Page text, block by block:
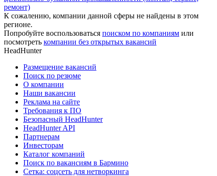
ремонт)
К сожалению, компании данной сферы не найдены в этом
регионе.
Попробуйте воспользоваться поиском по компаниям или
посмотреть компании без открытых вакансий
HeadHunter
Размещение вакансий
Поиск по резюме
О компании
Наши вакансии
Реклама на сайте
Требования к ПО
Безопасный HeadHunter
HeadHunter API
Партнерам
Инвесторам
Каталог компаний
Поиск по вакансиям в Бармино
Сетка: соцсеть для нетворкинга